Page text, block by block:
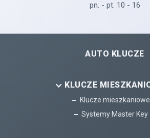
pn. - pt. 10 - 16
AUTO KLUCZE
KLUCZE
Klucze mieszkaniowe
Systemy Master Key